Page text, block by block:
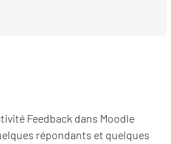
Feedback dans Moodle
répondants et quelques